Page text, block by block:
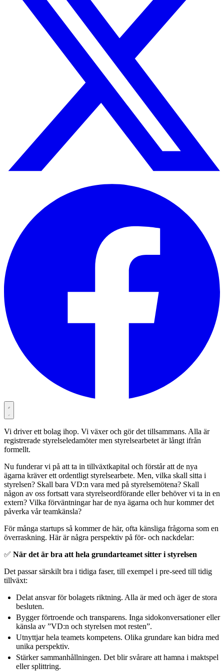
Vi driver ett bolag ihop. Vi växer och gör det tillsammans. Alla är
registrerade styrelseledamöter men styrelsearbetet är långt ifrån
formellt.
Nu funderar vi på att ta in tillväxtkapital och förstår att de nya
ägarna kräver ett ordentligt styrelsearbete. Men, vilka skall sitta i
styrelsen? Skall bara VD:n vara med på styrelsemötena? Skall
någon av oss fortsatt vara styrelseordförande eller behöver vi ta in en
extern? Vilka förväntningar har de nya ägarna och hur kommer det
påverka vår teamkänsla?
För många startups så kommer de här, ofta känsliga frågorna som en
överraskning. Här är några perspektiv på för- och nackdelar:
✅ När det är bra att hela grundarteamet sitter i styrelsen
Det passar särskilt bra i tidiga faser, till exempel i pre-seed till tidig
tillväxt:
Delat ansvar för bolagets riktning. Alla är med och äger de stora
besluten.
Bygger förtroende och transparens. Inga sidokonversationer eller
känsla av ”VD:n och styrelsen mot resten”.
Utnyttjar hela teamets kompetens. Olika grundare kan bidra med
unika perspektiv.
Stärker sammanhållningen. Det blir svårare att hamna i maktspel
eller splittring.